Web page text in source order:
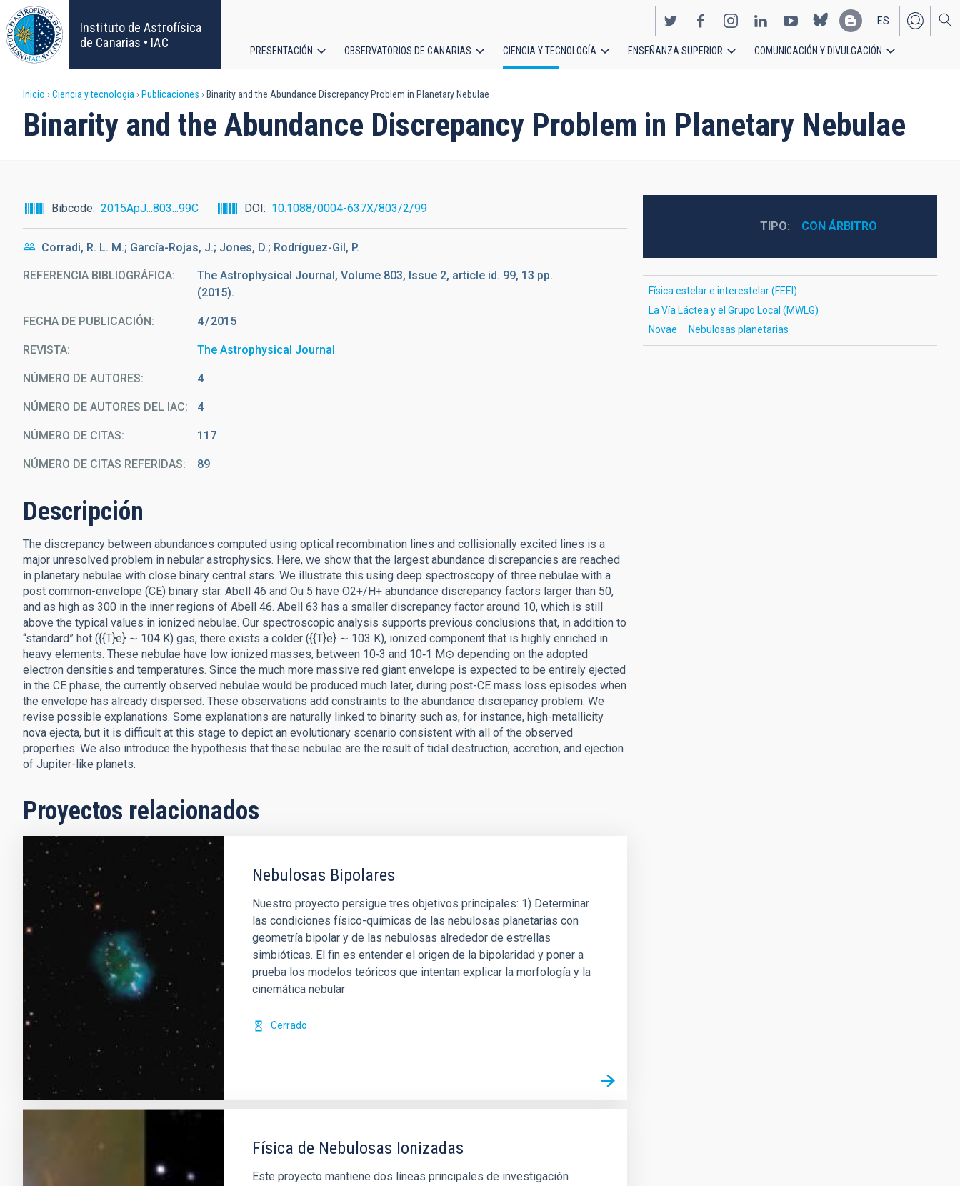
Pasar
al
contenido
principal
Instituto de Astrofísica
de Canarias • IAC
EN
ES
principal
PRESENTACIÓN OBSERVATORIOS DE CANARIAS CIENCIA Y TECNOLOGÍA ENSEÑANZA SUPERIOR COMUNICACIÓN Y DIVULGACIÓN
Sobrescribir
enlaces
ayuda
a
la
Inicio Ciencia y tecnología Publicaciones Binarity and the Abundance Discrepancy Problem in Planetary Nebulae
Binarity and the Abundance Discrepancy Problem in Planetary Nebulae
Bibcode 2015ApJ...803...99C DOI 10.1088/0004-637X/803/2/99
Corradi, R. L. M.; García-Rojas, J.; Jones, D.; Rodríguez-Gil, P.
REFERENCIA BIBLIOGRÁFICA
The Astrophysical Journal, Volume 803, Issue 2, article id. 99, 13 pp.
(2015).
FECHA DE PUBLICACIÓN: 4 2015
REVISTA The Astrophysical Journal
NÚMERO DE AUTORES 4
NÚMERO DE AUTORES DEL IAC 4
NÚMERO DE CITAS 117
NÚMERO DE CITAS REFERIDAS 89
Descripción
The discrepancy between abundances computed using optical recombination lines and collisionally excited lines is a
major unresolved problem in nebular astrophysics. Here, we show that the largest abundance discrepancies are reached
in planetary nebulae with close binary central stars. We illustrate this using deep spectroscopy of three nebulae with a
post common-envelope (CE) binary star. Abell 46 and Ou 5 have O2+/H+ abundance discrepancy factors larger than 50,
and as high as 300 in the inner regions of Abell 46. Abell 63 has a smaller discrepancy factor around 10, which is still
above the typical values in ionized nebulae. Our spectroscopic analysis supports previous conclusions that, in addition to
“standard” hot ({{T}e} ∼ 104 K) gas, there exists a colder ({{T}e} ∼ 103 K), ionized component that is highly enriched in
heavy elements. These nebulae have low ionized masses, between 10‑3 and 10‑1 M⊙ depending on the adopted
electron densities and temperatures. Since the much more massive red giant envelope is expected to be entirely ejected
in the CE phase, the currently observed nebulae would be produced much later, during post-CE mass loss episodes when
the envelope has already dispersed. These observations add constraints to the abundance discrepancy problem. We
revise possible explanations. Some explanations are naturally linked to binarity such as, for instance, high-metallicity
nova ejecta, but it is difficult at this stage to depict an evolutionary scenario consistent with all of the observed
properties. We also introduce the hypothesis that these nebulae are the result of tidal destruction, accretion, and ejection
of Jupiter-like planets.
Proyectos relacionados
Nebulosas Bipolares
Nuestro proyecto persigue tres objetivos principales: 1) Determinar
las condiciones físico-químicas de las nebulosas planetarias con
geometría bipolar y de las nebulosas alrededor de estrellas
simbióticas. El fin es entender el origen de la bipolaridad y poner a
prueba los modelos teóricos que intentan explicar la morfología y la
cinemática nebular
Cerrado
Física de Nebulosas Ionizadas
Este proyecto mantiene dos líneas principales de investigación
TIPO CON ÁRBITRO
Física estelar e interestelar (FEEI)
La Vía Láctea y el Grupo Local (MWLG)
Novae
Nebulosas planetarias